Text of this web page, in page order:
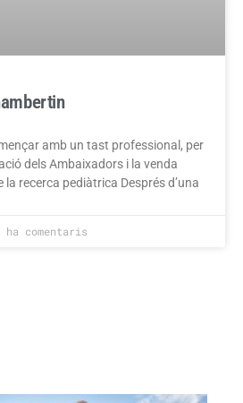
amb un tast professional, per
dels Ambaixadors i la venda
la recerca pediàtrica Després d’una
ha comentaris